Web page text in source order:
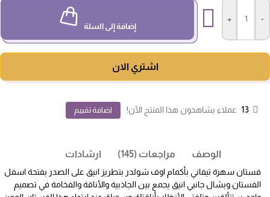
إضافة إلى السلة
اشتري الان
13 عملاء يشاهدون هذا المنتج الآن! اضافة تقييم
الوصف مراجعات (145) ارشادات
فستان سهرة تيفاني بأكمام اوف شولدر بتطريز انيق على الصدر بفتحة اسفل
الفستان وبشال جانبي انيق يجمع بين الجاذبية والأناقة والفخامة في تصميم